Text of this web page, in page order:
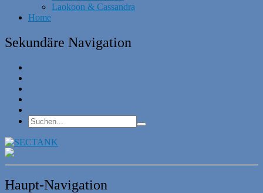
Laokoon & Cassandra
Home
Sekundäre Navigation
Haupt-Navigation